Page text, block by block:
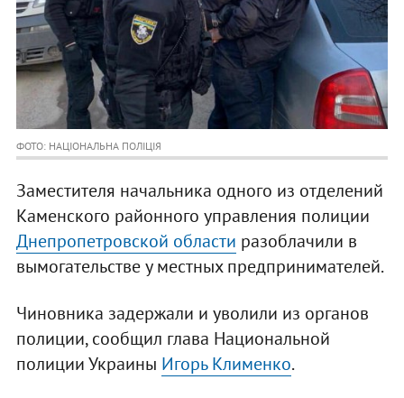
ФОТО: НАЦІОНАЛЬНА ПОЛІЦІЯ
Заместителя начальника одного из отделений
Каменского районного управления полиции
Днепропетровской области разоблачили в
вымогательстве у местных предпринимателей.
Чиновника задержали и уволили из органов
полиции, сообщил глава Национальной
полиции Украины Игорь Клименко.